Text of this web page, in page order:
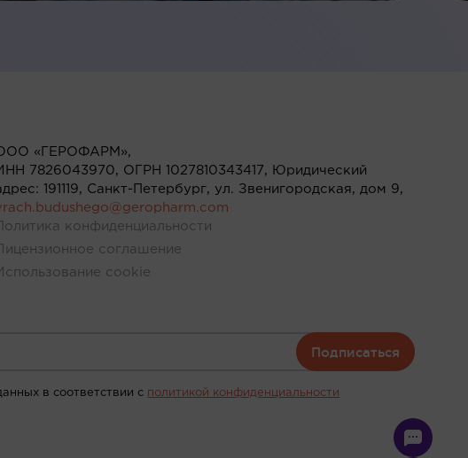
«ГЕРОФАРМ»,
7826043970, ОГРН 1027810343417, Юридический
191119, Санкт-Петербург, ул. Звенигородская, дом 9,
Политика конфиденциальности
соглашение
cookie
Подписаться
в соответствии c политикой конфиденциальности